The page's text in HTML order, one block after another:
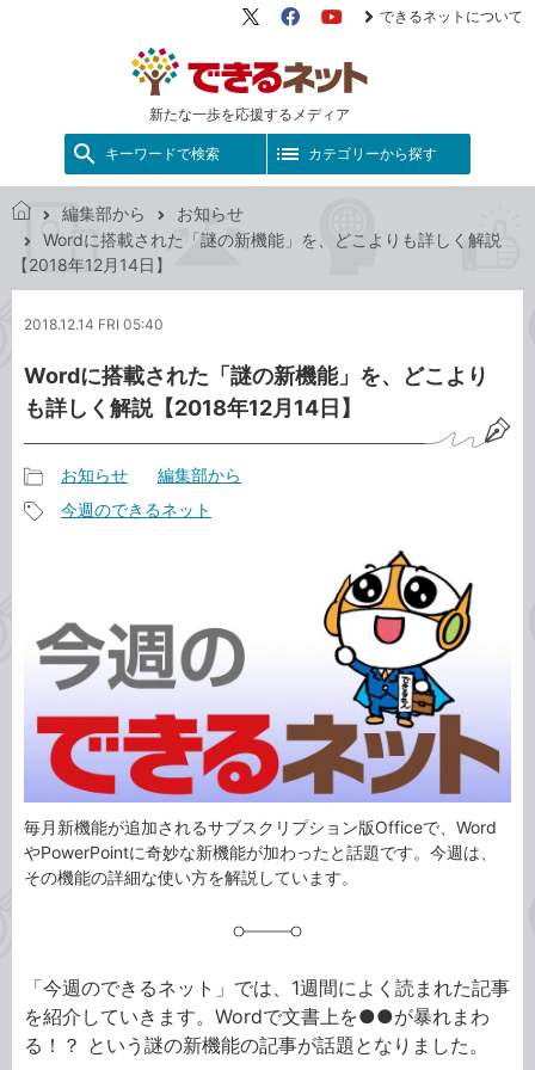
新たな一歩を応援するメディア
X（旧
FacebookYouTube
できるネットについて
キーワードで検索 カテゴリーから探す
で
き
ッ
編集部から
お知らせ
Wordに搭載された「謎の新機能」を、どこよりも詳しく解説
【2018年12月14日】
2018.12.14 FRI 05:40
Wordに搭載された「謎の新機能」を、どこより
も詳しく解説【2018年12月14日】
事
リ
お知らせ 編集部から
今週のできるネット
毎月新機能が追加されるサブスクリプション版Officeで、Word
やPowerPointに奇妙な新機能が加わったと話題です。今週は、
その機能の詳細な使い方を解説しています。
「今週のできるネット」では、1週間によく読まれた記事
を紹介していきます。Wordで文書上を●●が暴れまわ
る！？ という謎の新機能の記事が話題となりました。